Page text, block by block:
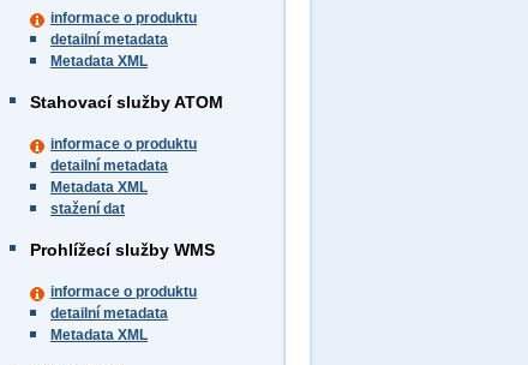
informace o produktu
detailní metadata
Metadata XML
Stahovací služby ATOM
informace o produktu
detailní metadata
Metadata XML
stažení dat
Prohlížecí služby WMS
informace o produktu
detailní metadata
Metadata XML